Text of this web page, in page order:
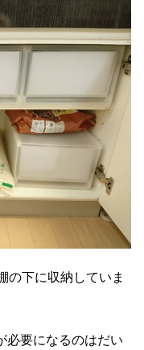
の下に収納していま
必要になるのはだい